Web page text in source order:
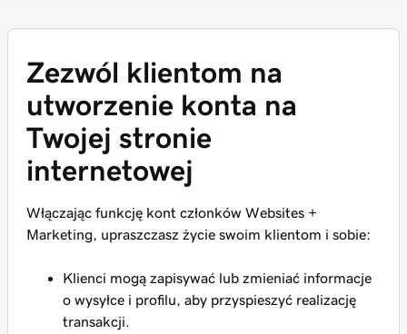
Zezwól klientom na
utworzenie konta na
Twojej stronie
internetowej
Włączając funkcję kont członków Websites +
Marketing, upraszczasz życie swoim klientom i sobie:
Klienci mogą zapisywać lub zmieniać informacje
o wysyłce i profilu, aby przyspieszyć realizację
transakcji.